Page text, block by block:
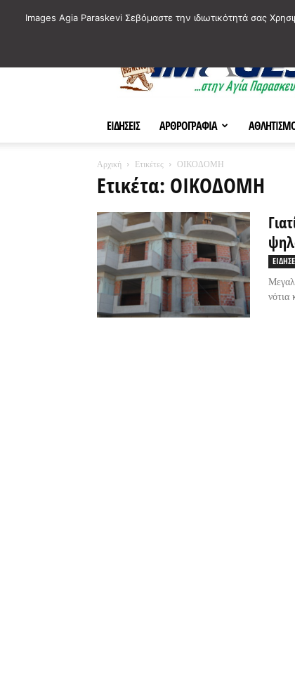
ΕΙΔΗΣΕΙΣ ΑΡΘΡΟΓΡΑΦΙΑ
Αρχική Ετικέτες ΟΙΚΟΔΟΜΗ
Ετικέτα: ΟΙΚΟΔΟΜΗ
νότια
Images Agia Paraskevi Σεβόμαστε την ιδιωτικότητά σας